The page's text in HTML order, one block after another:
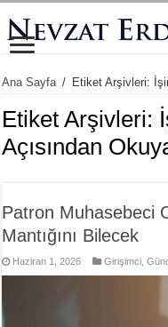
Ana Sayfa / Etiket Arşivleri:
Etiket Arşivleri:
Açısından
Patron Muhasebeci
Mantığını Bilecek
Haziran 1, 2026 Girişimci ,